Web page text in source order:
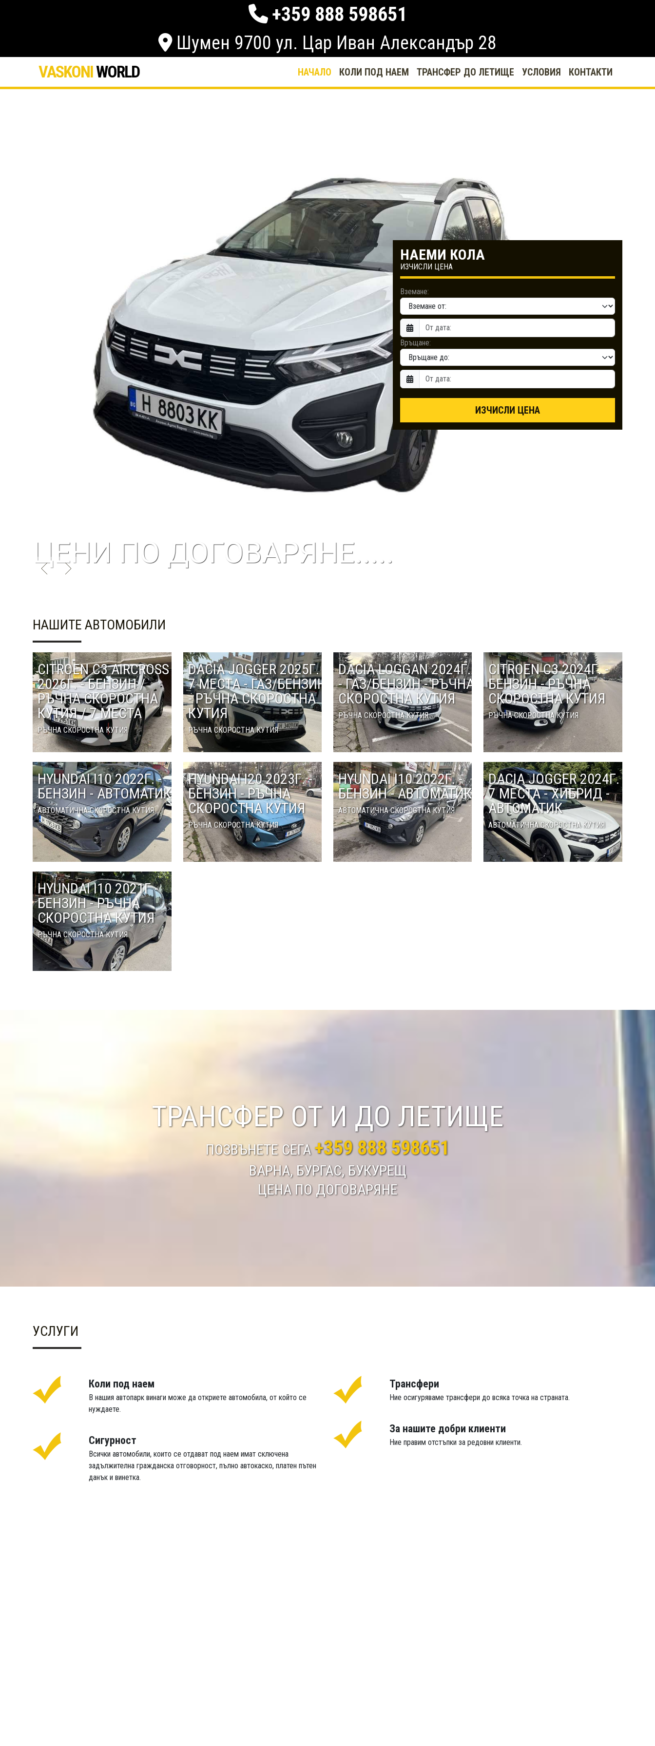
+359 888 598651
Шумен 9700 ул. Цар Иван Александър 28
VASKONIWORLD НАЧАЛО КОЛИ ПОД НАЕМ ТРАНСФЕР ДО ЛЕТИЩЕ УСЛОВИЯ КОНТАКТИ
ЦЕНИ ПО ДОГОВАРЯНЕ.....
НАЕМИ КОЛА
ИЗЧИСЛИ ЦЕНА
Вземане:
Връщане:
ИЗЧИСЛИ ЦЕНА
НАШИТЕ АВТОМОБИЛИ
CITROEN C3 AIRCROSS
2026Г. - БЕНЗИН /
РЪЧНА СКОРОСТНА
КУТИЯ / 7 МЕСТА
РЪЧНА СКОРОСТНА КУТИЯ
DACIA JOGGER 2025Г. -
7 МЕСТА - ГАЗ/БЕНЗИН
- РЪЧНА СКОРОСТНА
КУТИЯ
РЪЧНА СКОРОСТНА КУТИЯ
DACIA LOGGAN 2024Г.
- ГАЗ/БЕНЗИН - РЪЧНА
СКОРОСТНА КУТИЯ
РЪЧНА СКОРОСТНА КУТИЯ
CITROEN С3 2024Г. -
БЕНЗИН - РЪЧНА
СКОРОСТНА КУТИЯ
РЪЧНА СКОРОСТНА КУТИЯ
HYUNDAI I10 2022Г. -
БЕНЗИН - АВТОМАТИК
АВТОМАТИЧНА СКОРОСТНА КУТИЯ
HYUNDAI I20 2023Г. -
БЕНЗИН - РЪЧНА
СКОРОСТНА КУТИЯ
РЪЧНА СКОРОСТНА КУТИЯ
HYUNDAI I10 2022Г. -
БЕНЗИН - АВТОМАТИК
АВТОМАТИЧНА СКОРОСТНА КУТИЯ
DACIA JOGGER 2024Г. -
7 МЕСТА - ХИБРИД -
АВТОМАТИК
АВТОМАТИЧНА СКОРОСТНА КУТИЯ
HYUNDAI I10 2021Г -
БЕНЗИН - РЪЧНА
СКОРОСТНА КУТИЯ
РЪЧНА СКОРОСТНА КУТИЯ
ТРАНСФЕР ОТ И ДО ЛЕТИЩЕ
ПОЗВЪНЕТЕ СЕГА +359 888 598651
ВАРНА, БУРГАС, БУКУРЕЩ
ЦЕНА ПО ДОГОВАРЯНЕ
УСЛУГИ
Коли под наем
В нашия автопарк винаги може да откриете автомобила, от който се
нуждаете.
Сигурност
Всички автомобили, които се отдават под наем имат сключена
задължителна гражданска отговорност, пълно автокаско, платен пътен
данък и винетка.
Трансфери
Ние осигуряваме трансфери до всяка точка на страната.
За нашите добри клиенти
Ние правим отстъпки за редовни клиенти.